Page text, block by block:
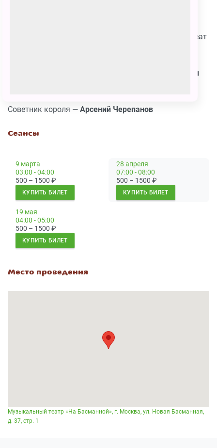
Жак — дипломант международного конкурса, лауреат
Павел
Советник короля — Арсений Черепанов
Сеансы
9 марта
03:00 - 04:00
500 – 1500 ₽
КУПИТЬ БИЛЕТ
28 апреля
07:00 - 08:00
500 – 1500 ₽
КУПИТЬ БИЛЕТ
19 мая
04:00 - 05:00
500 – 1500 ₽
КУПИТЬ БИЛЕТ
Место проведения
Музыкальный театр «На Басманной», г. Москва, ул. Новая Басманная,
д. 37, стр. 1